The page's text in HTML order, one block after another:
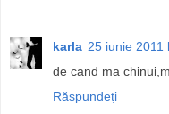
karla 25 iunie 2011
de cand ma
Răspundeți